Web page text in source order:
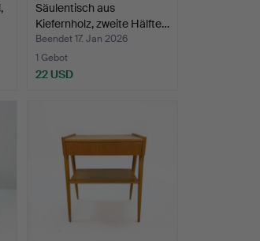
Säulentisch aus
Kiefernholz, zweite Hälfte…
Beendet 17. Jan 2026
1 Gebot
22 USD